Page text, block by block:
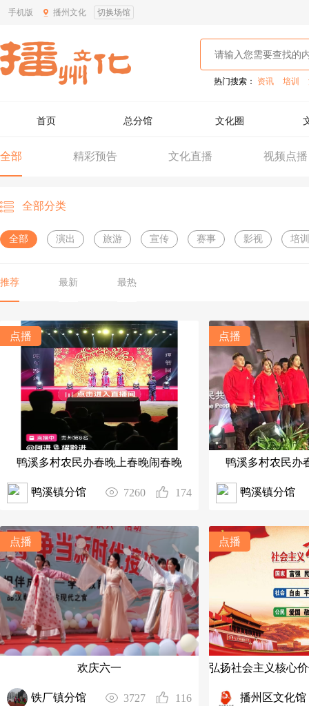
手机版 播州文化 切换场馆
热门搜索： 资讯 培训
首页 总分馆 文化圈
全部 精彩预告 文化直播 视频点播
全部分类
全部 演出 旅游 宣传 赛事 影视 培训
推荐 最新 最热
点播
鸭溪多村农民办春晚上春晚闹春晚
鸭溪镇分馆 7260 174
点播
鸭溪多村农民办
鸭溪镇分馆
点播
欢庆六一
铁厂镇分馆 3727 116
点播
播州区文化馆